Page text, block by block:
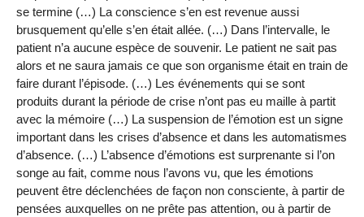
se termine (…) La conscience s’en est revenue aussi
brusquement qu’elle s’en était allée. (…) Dans l’intervalle, le
patient n’a aucune espèce de souvenir. Le patient ne sait pas
alors et ne saura jamais ce que son organisme était en train de
faire durant l’épisode. (…) Les événements qui se sont
produits durant la période de crise n’ont pas eu maille à partit
avec la mémoire (…) La suspension de l’émotion est un signe
important dans les crises d’absence et dans les automatismes
d’absence. (…) L’absence d’émotions est surprenante si l’on
songe au fait, comme nous l’avons vu, que les émotions
peuvent être déclenchées de façon non consciente, à partir de
pensées auxquelles on ne prête pas attention, ou à partir de